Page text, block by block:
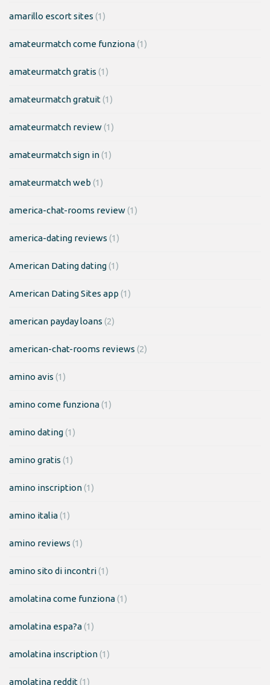
amarillo escort sites (1)
amateurmatch come funziona(1)
amateurmatch gratis (1)
amateurmatch gratuit(1)
amateurmatch review(1)
amateurmatch sign in(1)
amateurmatch web (1)
america-chat-rooms review(1)
america-dating reviews (1)
American Dating dating(1)
American Dating Sites app (1)
american payday loans (2)
american-chat-rooms reviews (2)
amino avis (1)
amino come funziona(1)
amino dating(1)
amino gratis (1)
amino inscription(1)
amino italia(1)
amino reviews (1)
amino sito di incontri(1)
amolatina come funziona(1)
amolatina espa?a(1)
amolatina inscription(1)
amolatina reddit(1)